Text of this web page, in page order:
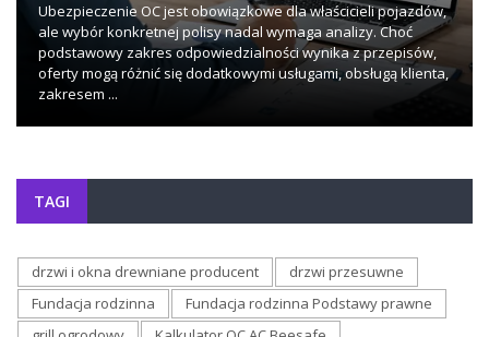
Ubezpieczenie OC jest obowiązkowe dla właścicieli pojazdów,
ale wybór konkretnej polisy nadal wymaga analizy. Choć
podstawowy zakres odpowiedzialności wynika z przepisów,
oferty mogą różnić się dodatkowymi usługami, obsługą klienta,
zakresem ...
TAGI
drzwi i okna drewniane producent
drzwi przesuwne
Fundacja rodzinna
Fundacja rodzinna Podstawy prawne